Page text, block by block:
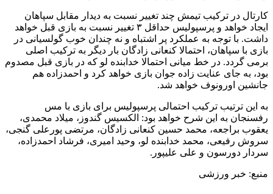
کارتال در ترکیب تیمش چند تغییر نسبت به دیدار مقابل سپاهان
ایجاد خواهد و پرسپولیس حداقل ۳ تغییر نسبت به بازی قبل خواهد
داشت. با توجه به عملکرد پر اشتباه و نه چندان خوب گولسیانی در
بازی با سپاهان، احتمالا کنعانی زادگان بار دیگر به ترکیب اصلی
برمی گردد. در خط میانی احتمالا خدابنده لو که در بازی قبل مصدوم
بود، به جای عنایت زاده جوان بازی خواهد کرد و احمدزاده هم
جانشین اورونوف خواهد شد.
به این ترتیب ترکیب احتمالی پرسپولیس برای بازی با مس
رفسنجان به این شرح خواهد بود: الکسیس گندوز، میلاد محمدی،
یعقوب براجعه، محمد حسین کنعانی زادگان، مرتضی پورعلی گنجی،
سروش رفیعی، محمد خدابنده لو، وحید امیری، فرشاد احمدزاده،
سردار دورسون و علی علیپور.
منبع: خبر ورزشی